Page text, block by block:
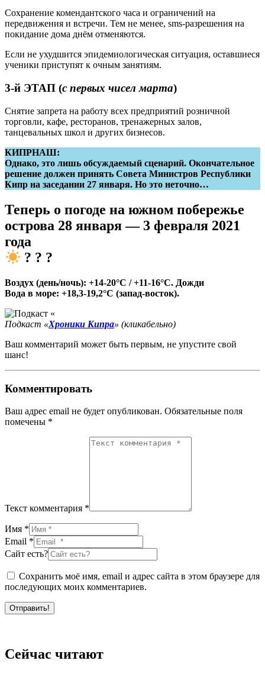
Сохранение комендантского часа и ограничений на
передвижения и встречи. Тем не менее, sms-разрешения на
покидание дома днём отменяются.
Если не ухудшится эпидемиологическая ситуация, оставшиеся
ученики приступят к очным занятиям.
3-й ЭТАП (с первых чисел марта)
Снятие запрета на работу всех предприятий розничной
торговли, кафе, ресторанов, тренажерных залов,
танцевальных школ и других бизнесов.
КИПРНАШ:
Однако, это лишь обсуждаемый сценарий. Окончательное
решение должен принять Совета Министров Республики
Кипр на заседании 27 января. Но это неточно…
Теперь о погоде на южном побережье
острова 28 января — 3 февраля 2021
года
? ? ?
Воздух (день/ночь): +14-20°C / +11-16°C. Дожди
Вода в море: +18,3-19,2°C (запад-восток).
Подкаст «Хроники Кипра» (кликабельно)
Ваш комментарий может быть первым, не упустите свой
шанс!
Комментировать
Ваш адрес email не будет опубликован. Обязательные поля
помечены *
Текст комментария *
Имя *
Email *
Сайт есть?
Сохранить моё имя, email и адрес сайта в этом браузере для
последующих моих комментариев.
Отправить!
Сейчас читают